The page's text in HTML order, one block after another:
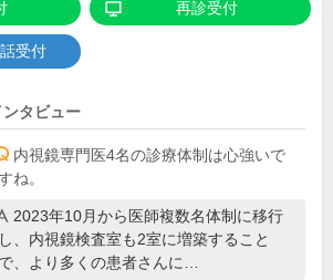
再診受付
受付
ンタビュー
内視鏡専門医4名の診療体制は心強いで
ね。
2023年10月から医師複数名体制に移行
し、内視鏡検査室も2室に増築すること
で、より多くの患者さんに…